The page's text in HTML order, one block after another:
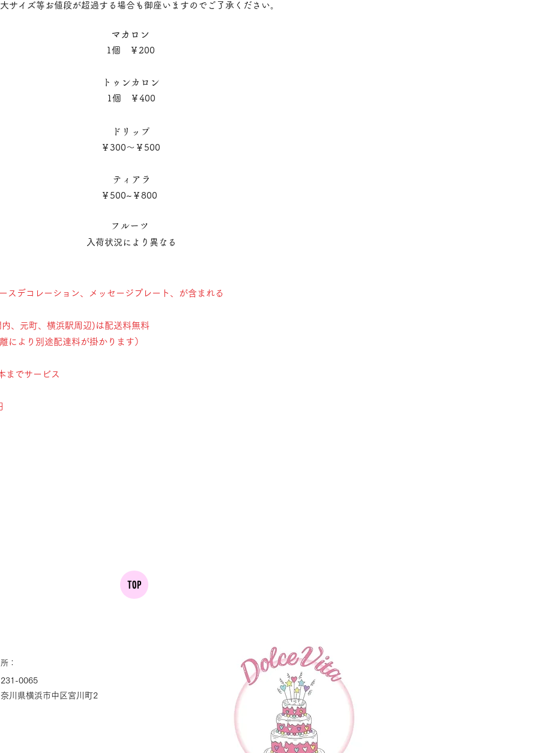
サイズ等お値段が超過する場合も御座いますのでご了承ください。
マカロン
1個 ￥200
​トゥンカロン
1個 ￥400
ドリップ
​￥300～￥500
​ティアラ
​￥500~￥800
フルーツ
入荷状況により異なる
スデコレーション、メッセージプレート、が含まれる
、元町、横浜駅周辺)は配送料無料
より別途配達料が掛かります）
までサービス
TOP
：
0065
川県横浜市中区宮川町2